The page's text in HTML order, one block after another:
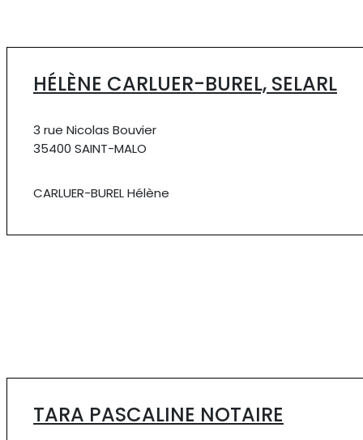
HÉLÈNE CARLUER-BUREL, SELARL
3 rue Nicolas Bouvier
35400 SAINT-MALO
CARLUER-BUREL Hélène
TARA PASCALINE NOTAIRE